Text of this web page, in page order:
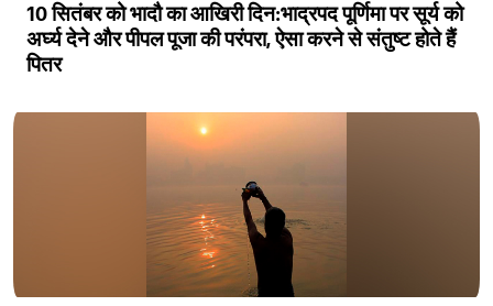
10 सितंबर को भादौ का आखिरी दिन:भाद्रपद पूर्णिमा पर सूर्य को
अर्घ्य देने और पीपल पूजा की परंपरा, ऐसा करने से संतुष्ट होते हैं
पितर